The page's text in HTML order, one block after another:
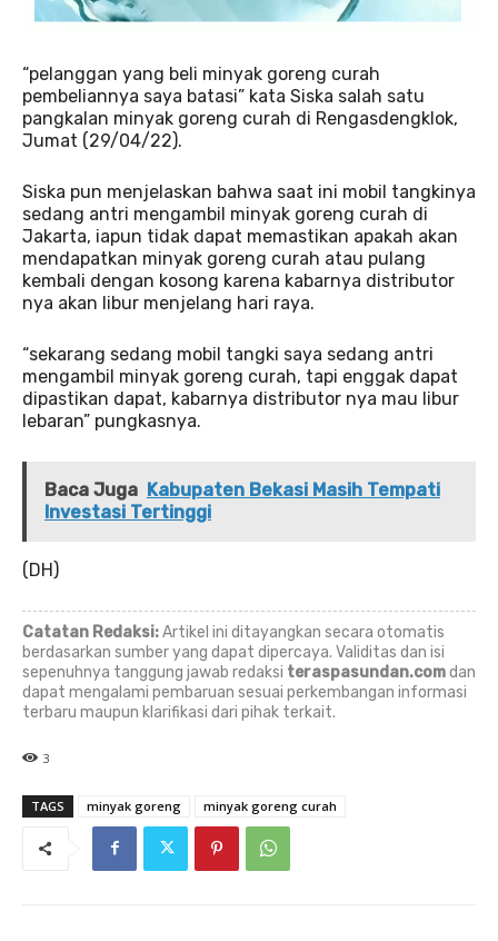
“pelanggan yang beli minyak goreng curah
pembeliannya saya batasi” kata Siska salah satu
pangkalan minyak goreng curah di Rengasdengklok,
Jumat (29/04/22).
Siska pun menjelaskan bahwa saat ini mobil tangkinya
sedang antri mengambil minyak goreng curah di
Jakarta, iapun tidak dapat memastikan apakah akan
mendapatkan minyak goreng curah atau pulang
kembali dengan kosong karena kabarnya distributor
nya akan libur menjelang hari raya.
“sekarang sedang mobil tangki saya sedang antri
mengambil minyak goreng curah, tapi enggak dapat
dipastikan dapat, kabarnya distributor nya mau libur
lebaran” pungkasnya.
Baca Juga Kabupaten Bekasi Masih Tempati
Investasi Tertinggi
(DH)
Catatan Redaksi:Artikel ini ditayangkan secara otomatis
berdasarkan sumber yang dapat dipercaya. Validitas dan isi
sepenuhnya tanggung jawab redaksi teraspasundan.comdan
dapat mengalami pembaruan sesuai perkembangan informasi
terbaru maupun klarifikasi dari pihak terkait.
3
TAGS minyak goreng minyak goreng curah